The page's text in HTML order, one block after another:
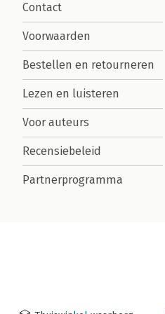
Contact
Voorwaarden
Bestellen en retourneren
Lezen en luisteren
Voor auteurs
Recensiebeleid
Partnerprogramma